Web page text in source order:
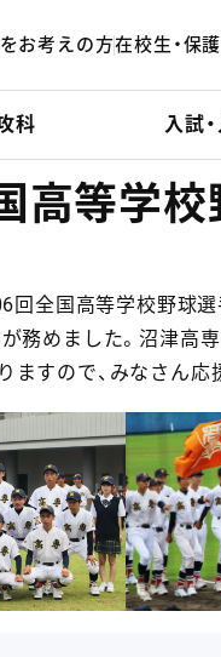
お考えの方在校生・保
科 入試
高等学
回全国高等学校野球
務めました。沼津高
ますので、みなさん応